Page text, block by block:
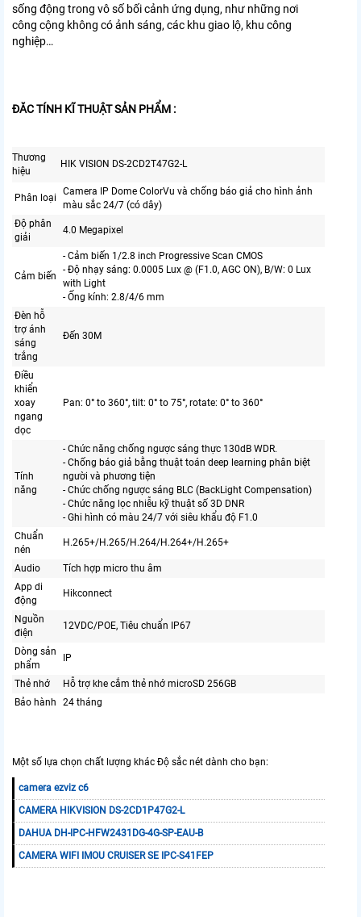
sống động trong vô số bối cảnh ứng dụng, như những nơi
công cộng không có ảnh sáng, các khu giao lộ, khu công
nghiệp…
ĐĂC TÍNH KĨ THUẬT SẢN PHẨM :
Thương
hiệu
HIK VISION DS-2CD2T47G2-L
Phân loại
Camera IP Dome ColorVu và chống báo giả cho hình ảnh
màu sắc 24/7 (có dây)
Độ phân
giải
4.0 Megapixel
Cảm biến
- Cảm biến 1/2.8 inch Progressive Scan CMOS
- Độ nhạy sáng: 0.0005 Lux @ (F1.0, AGC ON), B/W: 0 Lux
with Light
- Ống kính: 2.8/4/6 mm
Đèn hỗ
trợ ánh
sáng
trắng
Đến 30M
Điều
khiển
xoay
ngang
dọc
Pan: 0° to 360°, tilt: 0° to 75°, rotate: 0° to 360°
Tính
năng
- Chức năng chống ngược sáng thực 130dB WDR.
- Chống báo giả bằng thuật toán deep learning phân biệt
người và phương tiện
- Chức chống ngược sáng BLC (BackLight Compensation)
- Chức năng lọc nhiễu kỹ thuật số 3D DNR
- Ghi hình có màu 24/7 với siêu khẩu độ F1.0
Chuẩn
nén
H.265+/H.265/H.264/H.264+/H.265+
Audio
Tích hợp micro thu âm
App di
động
Hikconnect
Nguồn
điện
12VDC/POE, Tiêu chuẩn IP67
Dòng sản
phẩm
IP
Thẻ nhớ
Hỗ trợ khe cắm thẻ nhớ microSD 256GB
Bảo hành
24 tháng
Một số lựa chọn chất lượng khác Độ sắc nét dành cho bạn:
camera ezviz c6
CAMERA HIKVISION DS-2CD1P47G2-L
DAHUA DH-IPC-HFW2431DG-4G-SP-EAU-B
CAMERA WIFI IMOU CRUISER SE IPC-S41FEP